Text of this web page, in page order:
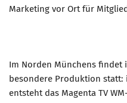
Marketing vor Ort für
Im Norden Münchens findet
besondere Produktion statt:
entsteht das Magenta TV